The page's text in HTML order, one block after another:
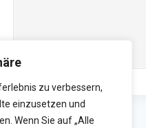
zu verbessern,
einzusetzen und
Wenn Sie auf „Alle